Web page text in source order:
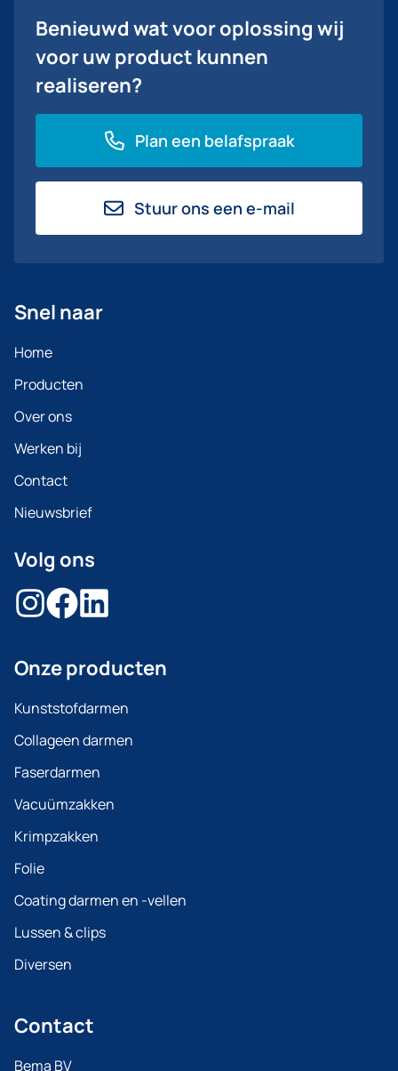
Benieuwd wat voor oplossing wij
voor uw product kunnen
realiseren?
Plan een belafspraak
Stuur ons een e-mail
Snel naar
Home
Producten
Over ons
Werken bij
Contact
Nieuwsbrief
Volg ons
Onze producten
Kunststofdarmen
Collageen darmen
Faserdarmen
Vacuümzakken
Krimpzakken
Folie
Coating darmen en -vellen
Lussen & clips
Diversen
Contact
Bema BV